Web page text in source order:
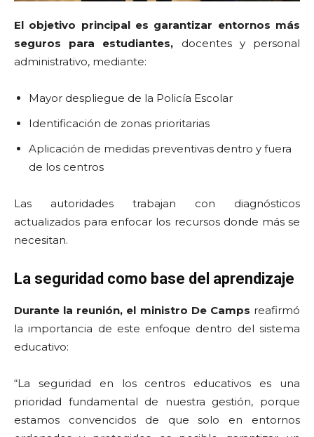
El objetivo principal es garantizar entornos más
seguros para estudiantes, docentes y personal
administrativo, mediante:
Mayor despliegue de la Policía Escolar
Identificación de zonas prioritarias
Aplicación de medidas preventivas dentro y fuera
de los centros
Las autoridades trabajan con diagnósticos
actualizados para enfocar los recursos donde más se
necesitan.
La seguridad como base del aprendizaje
Durante la reunión, el ministro De Camps reafirmó
la importancia de este enfoque dentro del sistema
educativo:
“La seguridad en los centros educativos es una
prioridad fundamental de nuestra gestión, porque
estamos convencidos de que solo en entornos